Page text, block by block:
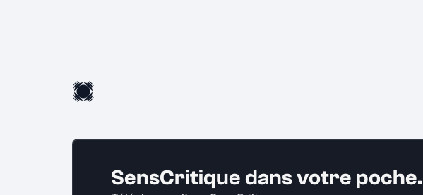
SensCritique dans votre poche.